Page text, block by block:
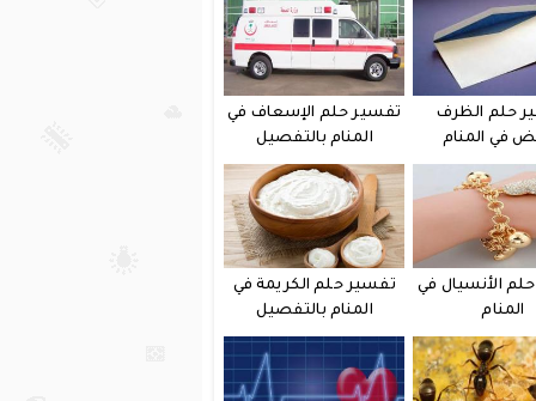
حلم الظرف
في المنام
تفسير حلم الإسعاف في
المنام بالتفصيل
الأنسيال في
المنام
تفسير حلم الكريمة في
المنام بالتفصيل